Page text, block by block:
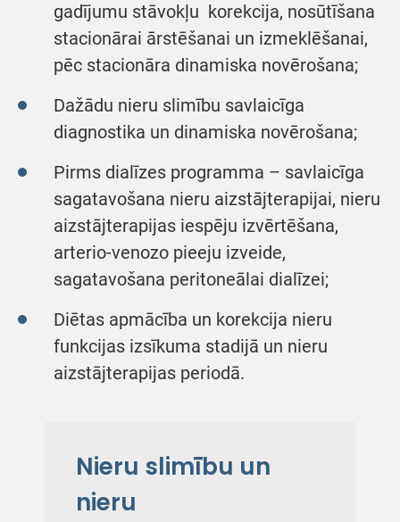
gadījumu stāvokļu korekcija, nosūtīšana
stacionārai ārstēšanai un izmeklēšanai,
pēc stacionāra dinamiska novērošana;
Dažādu nieru slimību savlaicīga
diagnostika un dinamiska novērošana;
Pirms dialīzes programma – savlaicīga
sagatavošana nieru aizstājterapijai, nieru
aizstājterapijas iespēju izvērtēšana,
arterio-venozo pieeju izveide,
sagatavošana peritoneālai dialīzei;
Diētas apmācība un korekcija nieru
funkcijas izsīkuma stadijā un nieru
aizstājterapijas periodā.
Nieru slimību un
nieru